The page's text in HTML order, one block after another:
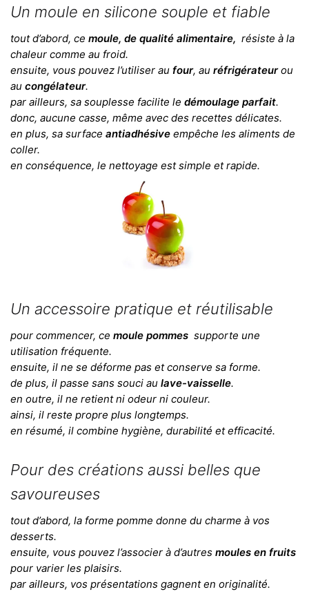
Un moule en silicone souple et fiable
tout d’abord, ce moule, de qualité alimentaire, résiste à la
chaleur comme au froid.
ensuite, vous pouvez l’utiliser au four, au réfrigérateurou
au congélateur.
par ailleurs, sa souplesse facilite le démoulage parfait.
donc, aucune casse, même avec des recettes délicates.
en plus, sa surface antiadhésive empêche les aliments de
coller.
en conséquence, le nettoyage est simple et rapide.
Un accessoire pratique et réutilisable
pour commencer, ce moule pommes supporte une
utilisation fréquente.
ensuite, il ne se déforme pas et conserve sa forme.
de plus, il passe sans souci au lave-vaisselle.
en outre, il ne retient ni odeur ni couleur.
ainsi, il reste propre plus longtemps.
en résumé, il combine hygiène, durabilité et efficacité.
Pour des créations aussi belles que
savoureuses
tout d’abord, la forme pomme donne du charme à vos
desserts.
ensuite, vous pouvez l’associer à d’autres moules en fruits
pour varier les plaisirs.
par ailleurs, vos présentations gagnent en originalité.